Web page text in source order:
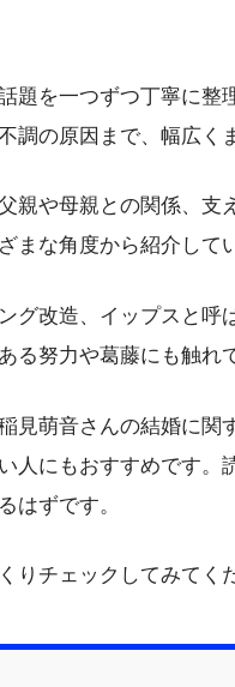
題を一つずつ丁寧に整
調の原因まで、幅広く
親や母親との関係、支
まな角度から紹介して
グ改造、イップスと呼
る努力や葛藤にも触れ
見萌音さんの結婚に関
人にもおすすめです。
はずです。
りチェックしてみてく